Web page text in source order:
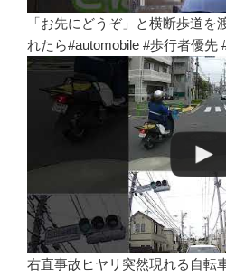
「お先にどうぞ」と横断歩道を
れたら#automobile #歩行者優先
右直事故ヒヤリ突然現れる自転